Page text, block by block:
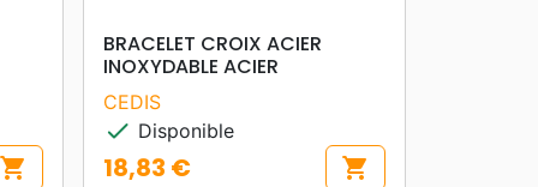
shopping_cart
searchAPERÇU RAPIDE
BRACELET CROIX ACIER
INOXYDABLE ACIER
CEDIS
check Disponible
Prix
18,83 € shopping_cart